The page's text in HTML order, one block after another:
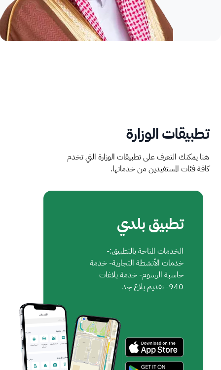
تطبيقات الوزارة
هنا يمكنك التعرف على تطبيقات الوزارة التي تخدم
كافة فئات المستفيدين من خدماتها.
تطبيق بلدي
الخدمات المتاحة بالتطبيق:-
خدمات الأنشطة التجارية- خدمة
حاسبة الرسوم- خدمة بلاغات
940- تقديم بلاغ جد